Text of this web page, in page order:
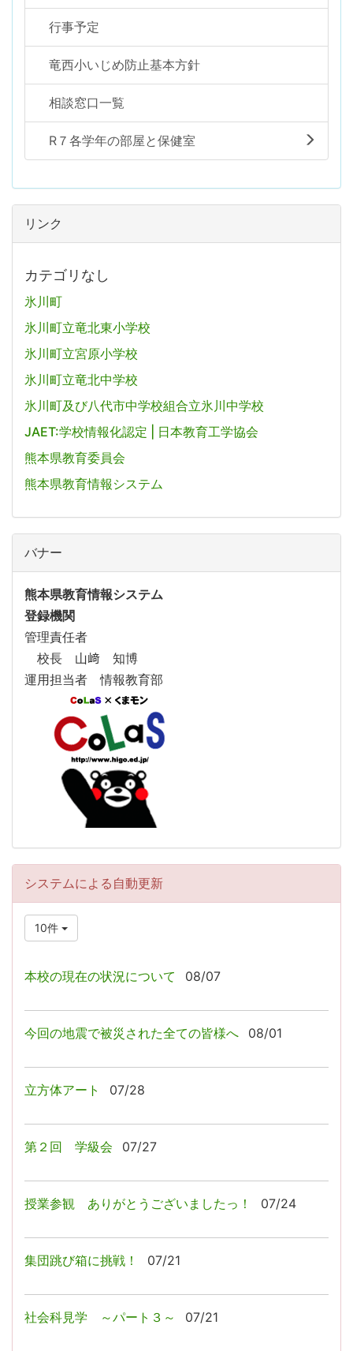
行事予定
竜西小いじめ防止基本方針
相談窓口一覧
R７各学年の部屋と保健室
リンク
カテゴリなし
氷川町
氷川町立竜北東小学校
氷川町立宮原小学校
氷川町立竜北中学校
氷川町及び八代市中学校組合立氷川中学校
JAET:学校情報化認定 | 日本教育工学協会
熊本県教育委員会
熊本県教育情報システム
バナー
熊本県教育情報システム
登録機関
管理責任者
校長 山﨑 知博
運用担当者 情報教育部
システムによる自動更新
10件
本校の現在の状況について 08/07
今回の地震で被災された全ての皆様へ 08/01
立方体アート 07/28
第２回 学級会 07/27
授業参観 ありがとうございましたっ！ 07/24
集団跳び箱に挑戦！ 07/21
社会科見学 ～パート３～ 07/21